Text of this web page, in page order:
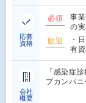
応募
資格
必須
事
の
歓迎
・
有
会社
概要
「感染症
プカンパ